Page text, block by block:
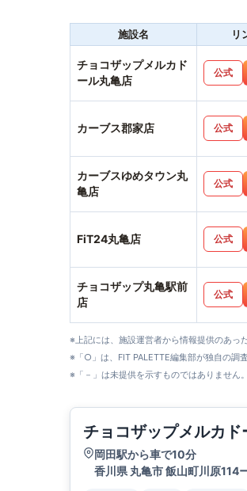
施設名 リ
チョコザップメルカド
ール丸亀店
公式
カーブス郡家店 公式
カーブスゆめタウン丸
亀店
公式
FiT24丸亀店 公式
チョコザップ丸亀駅前
店
公式
※上記には、施設運営者から情報提供のあっ
※「○」は、FIT PALETTE編集部が独自の調
※「－」は未提供を示すものではありません
チョコザップメルカド
岡田駅から車で10分
香川県 丸亀市 飯山町川原114